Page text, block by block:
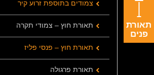
צמודים בתוספת זרוע קיר
תאורת חוץ – צמודי תקרה
תאורת חוץ – פנסי פליז
תאורת פרגולה
תאורת
פנים